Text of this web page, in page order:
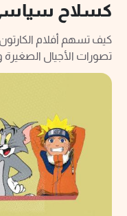
كسلاح
كيف تسهم أفلام الكارتون
تصورات الأجيال